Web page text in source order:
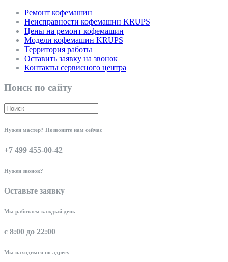
Ремонт кофемашин
Неисправности кофемашин KRUPS
Цены на ремонт кофемашин
Модели кофемашин KRUPS
Территория работы
Оставить заявку на звонок
Контакты сервисного центра
Поиск по сайту
Нужен мастер? Позвоните нам сейчас
+7 499 455-00-42
Нужен звонок?
Оставьте заявку
Мы работаем каждый день
с 8:00 до 22:00
Мы находимся по адресу